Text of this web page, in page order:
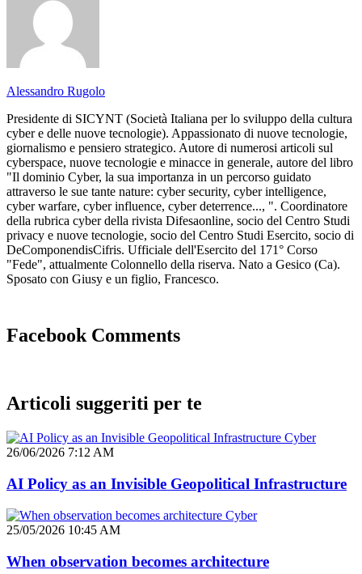
Alessandro Rugolo
Presidente di SICYNT (Società Italiana per lo sviluppo della cultura
cyber e delle nuove tecnologie). Appassionato di nuove tecnologie,
giornalismo e pensiero strategico. Autore di numerosi articoli sul
cyberspace, nuove tecnologie e minacce in generale, autore del libro
"Il dominio Cyber, la sua importanza in un percorso guidato
attraverso le sue tante nature: cyber security, cyber intelligence,
cyber warfare, cyber influence, cyber deterrence..., ". Coordinatore
della rubrica cyber della rivista Difesaonline, socio del Centro Studi
privacy e nuove tecnologie, socio del Centro Studi Esercito, socio di
DeComponendisCifris. Ufficiale dell'Esercito del 171° Corso
"Fede", attualmente Colonnello della riserva. Nato a Gesico (Ca).
Sposato con Giusy e un figlio, Francesco.
Facebook Comments
Articoli suggeriti per te
Cyber
26/06/2026 7:12 AM
AI Policy as an Invisible Geopolitical Infrastructure
Cyber
25/05/2026 10:45 AM
When observation becomes architecture